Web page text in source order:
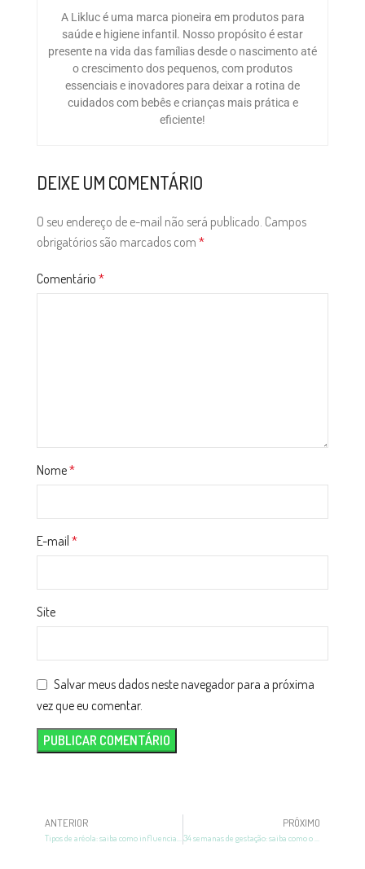
A Likluc é uma marca pioneira em produtos para
saúde e higiene infantil. Nosso propósito é estar
presente na vida das famílias desde o nascimento até
o crescimento dos pequenos, com produtos
essenciais e inovadores para deixar a rotina de
cuidados com bebês e crianças mais prática e
eficiente!
DEIXE UM COMENTÁRIO
O seu endereço de e-mail não será publicado. Campos
obrigatórios são marcados com *
Comentário *
Nome*
E-mail *
Site
Salvar meus dados neste navegador para a próxima
vez que eu comentar.
ANTERIOR
Tipos de aréola: saiba como influenciam na amamentação
PRÓXIMO
34 semanas de gestação: saiba como o seu bebê está